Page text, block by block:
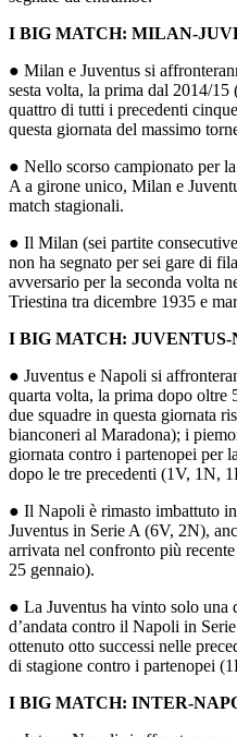
I BIG MATCH: MILAN-
● Milan e Juventus si
sesta volta, la prima dal 2014/
quattro di tutti i precedenti
questa giornata del massimo
● Nello scorso campionato per
A a girone unico, Milan e
match stagionali.
● Il Milan (sei partite
non ha segnato per sei gare di
avversario per la seconda volta
Triestina tra dicembre 1935 e
I BIG MATCH:
● Juventus e Napoli si
quarta volta, la prima dopo oltre
due squadre in questa giornata
bianconeri al Maradona); i
giornata contro i partenopei per
dopo le tre precedenti (1V, 1N,
● Il Napoli è rimasto imbattuto
Juventus in Serie A (6V, 2N),
arrivata nel confronto più
25 gennaio).
● La Juventus ha vinto solo una
d’andata contro il Napoli in
ottenuto otto successi nelle
di stagione contro i partenopei
I BIG MATCH: INTER-